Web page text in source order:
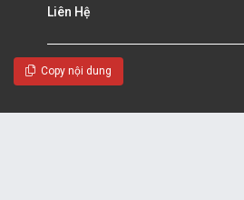
Copy nội dung
Liên Hệ